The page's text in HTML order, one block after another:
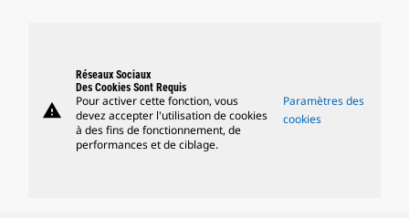
warning
Réseaux Sociaux
Des Cookies Sont Requis
Pour activer cette fonction, vous
devez accepter l'utilisation de cookies
à des fins de fonctionnement, de
performances et de ciblage.
Paramètres des
cookies